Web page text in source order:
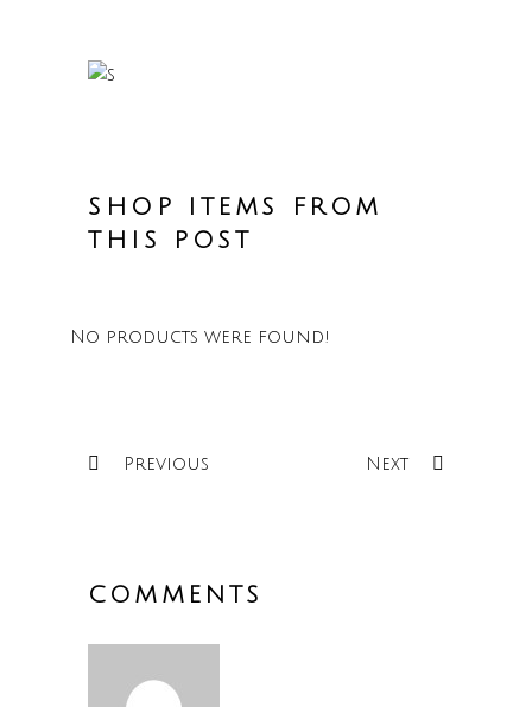
SHOP ITEMS FROM
THIS POST
No products were found!
Previous Next
COMMENTS